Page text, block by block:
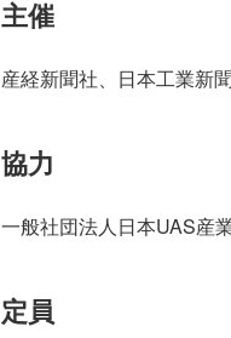
主催
産経新聞社、日本工業新
協力
一般社団法人日本UAS産
定員